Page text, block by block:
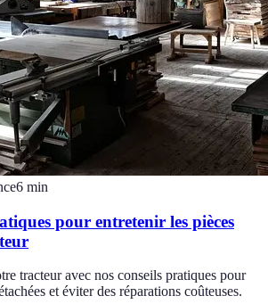
6 min
pour entretenir les pièces
tracteur avec nos conseils pratiques pour
et éviter des réparations coûteuses.